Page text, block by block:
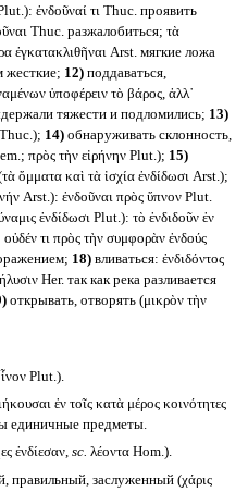
ἐνδοῦναί τι Thuc. проявить
Thuc. разжалобиться; τὰ
ἐγκατακλιθῆναι Arst. мягкие ложа
жесткие; 12)поддаваться,
ὑποφέρειν τὸ βάρος, ἀλλ᾽
тяжести и подломились; 13)
14)обнаруживать склонность,
πρὸς τὴν εἰρήνην Plut.); 15)
ὄμματα καὶ τὰ ἰσχία ἐνδίδωσι Arst.);
Arst.): ἐνδοῦναι πρὸς ὕπνον Plut.
ἐνδίδωσι Plut.): τὸ ἐνδιδοῦν ἐν
τι πρὸς τὴν συμφορὰν ἐνδούς
18)вливаться: ἐνδιδόντος
Her. так как река разливается
открывать, отворять (μικρὸν τὴν
Plut.).
ἐν τοῖς κατὰ μέρος κοινότητες
единичные предметы.
ἐνδίεσαν, sc. λέοντα Hom.).
правильный, заслуженный (χάρις